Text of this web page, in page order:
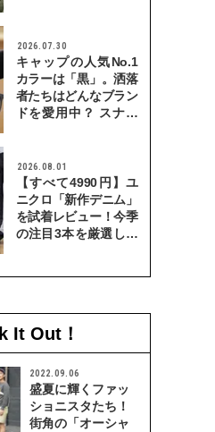
2026.07.30
キャップの人気No.1
カラーは「黒」。洒落
者たちはどんなブラン
ドを愛用中？ スナッ
2026.08.01
【すべて4990円】ユ
ニクロ「新作デニム」
を試着レビュー！今季
の注目3本を厳選して
It Out！
2022.09.06
盛夏に輝くファッ
ショニスタたち！
街角の「オーシャ